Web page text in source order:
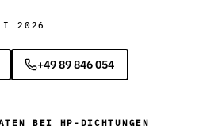
für sichere Prozesse in
2026
+49 89 846 054
BEI HP-DICHTUNGEN